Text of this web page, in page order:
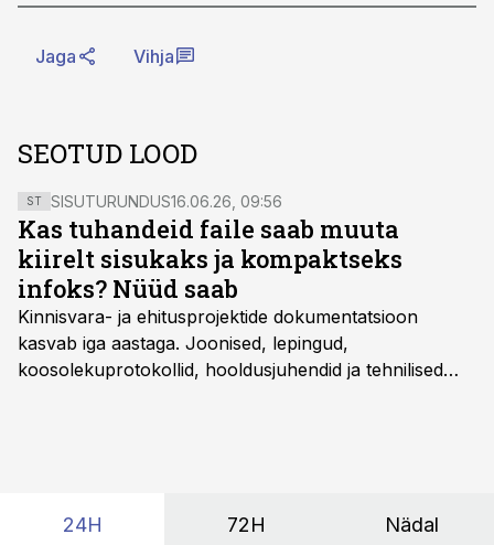
Jaga Vihja
SEOTUD LOOD
ST SISUTURUNDUS16.06.26, 09:56
Kas tuhandeid faile saab muuta
kiirelt sisukaks ja kompaktseks
infoks? Nüüd saab
Kinnisvara- ja ehitusprojektide dokumentatsioon
kasvab iga aastaga. Joonised, lepingud,
koosolekuprotokollid, hooldusjuhendid ja tehnilised
24H 72H Nädal